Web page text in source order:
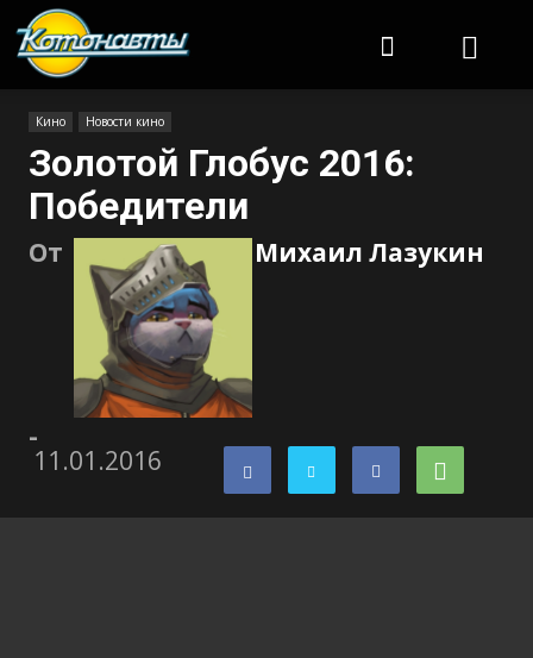
Кино Новости кино
Золотой Глобус 2016:
Победители
От Михаил Лазукин
-
11.01.2016